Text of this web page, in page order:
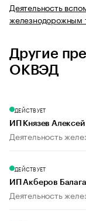
Деятельность
железнодорожным
Другие
ОКВЭД
ДЕЙСТВУЕТ
ИП Князев
Деятельность
ДЕЙСТВУЕТ
ИП Акберов
Деятельность